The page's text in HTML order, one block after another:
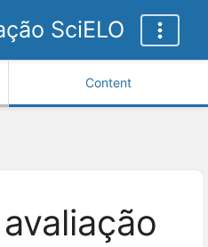
SciELO
Content